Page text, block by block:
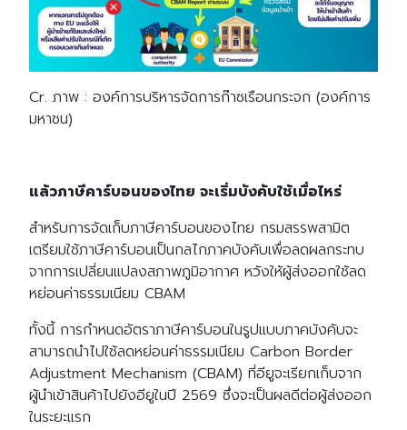
Cr. ภาพ : องค์การบริหารจัดการก๊าซเรือนกระจก (องค์การ
มหาชน)
แล้วภาษีคาร์บอนของไทย จะเริ่มบังคับใช้เมื่อไหร่
สำหรับการจัดเก็บภาษีคาร์บอนของไทย กรมสรรพสามิต
เตรียมใช้ภาษีคาร์บอนเป็นกลไกภาคบังคับเพื่อลดผลกระทบ
จากการเปลี่ยนแปลงสภาพภูมิอากาศ หวังให้ผู้ส่งออกใช้ลด
หย่อนค่าธรรมเนียม CBAM
ทั้งนี้ การกำหนดอัตราภาษีคาร์บอนในรูปแบบภาคบังคับจะ
สามารถนำไปใช้ลดหย่อนค่าธรรมเนียม Carbon Border
Adjustment Mechanism (CBAM) ที่อียูจะเรียกเก็บจาก
ผู้นำเข้าสินค้าไปยังอียูในปี 2569 ซึ่งจะเป็นผลดีต่อผู้ส่งออก
ในระยะแรก